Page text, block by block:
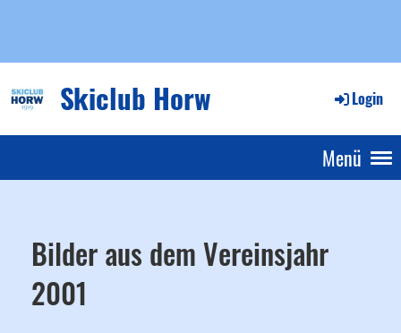
Skiclub Horw Login
Menü
Bilder aus dem Vereinsjahr
2001